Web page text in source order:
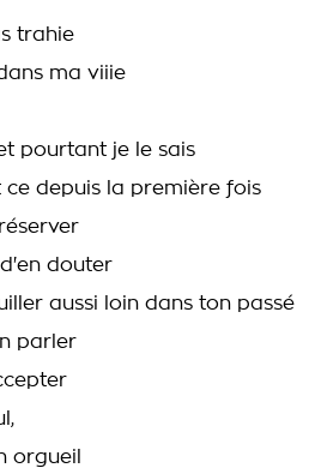
trahie
ma viiie
pourtant je le sais
ce depuis la première fois
douter
aussi loin dans ton passé
parler
orgueil